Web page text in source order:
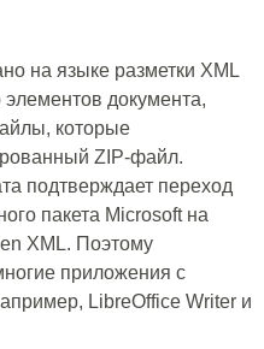
на языке разметки XML
документа,
которые
ZIP-файл.
подтверждает переход
пакета Microsoft на
XML. Поэтому
приложения с
LibreOffice Writer и